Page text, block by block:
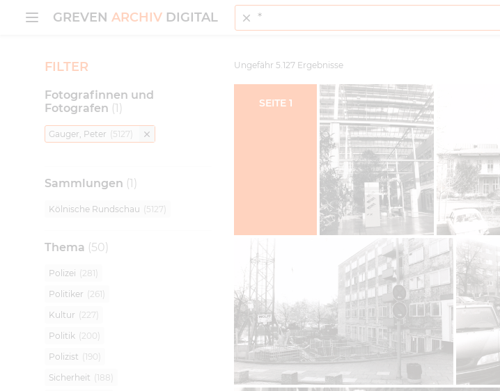
MENÜ ÖFFNEN
GREVEN ARCHIV DIGITAL Suche
FILTER
Fotografinnen und
Fotografen (1)
Gauger, Peter ( 5127
Sammlungen (1)
Kölnische Rundschau ( 5127
Thema (50)
Polizei ( 281
Politiker ( 261
Kultur ( 227
Politik ( 200
Polizist (190
Sicherheit (188
Ungefähr 5.127 Ergebnisse
SEITE 1